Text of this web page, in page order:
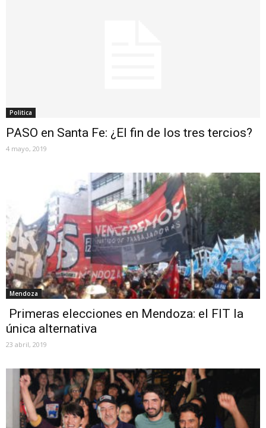
Politica
PASO en Santa Fe: ¿El fin de los tres tercios?
4 mayo, 2019
Mendoza
Primeras elecciones en Mendoza: el FIT la
única alternativa
23 abril, 2019